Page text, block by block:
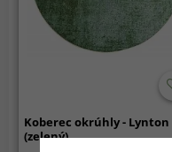
Koberec okrúhly - Lynton
(zelený)